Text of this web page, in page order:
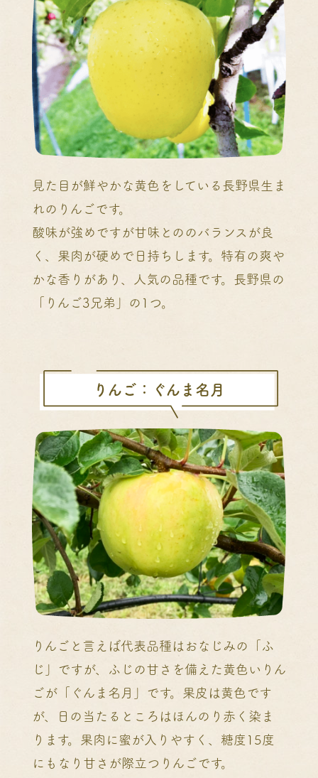
見た目が鮮やかな黄色をしている長野県生ま
れのりんごです。
酸味が強めですが甘味とののバランスが良
く、果肉が硬めで日持ちします。特有の爽や
かな香りがあり、人気の品種です。長野県の
「りんご3兄弟」の1つ。
りんご：ぐんま名月
りんごと言えば代表品種はおなじみの「ふ
じ」ですが、ふじの甘さを備えた黄色いりん
ごが「ぐんま名月」です。果皮は黄色です
が、日の当たるところはほんのり赤く染ま
ります。果肉に蜜が入りやすく、糖度15度
にもなり甘さが際立つりんごです。